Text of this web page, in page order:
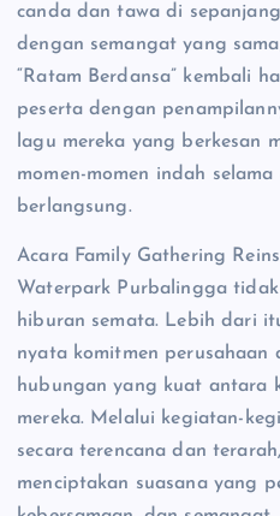
canda dan tawa di
dengan semangat yang
“Ratam Berdansa” kembali
peserta dengan
lagu mereka yang berkesan
momen-momen indah
berlangsung.
Acara Family Gathering
Waterpark Purbalingga
hiburan semata. Lebih dari
nyata komitmen perusahaan
hubungan yang kuat antara
mereka. Melalui kegiatan-
secara terencana dan
menciptakan suasana yang